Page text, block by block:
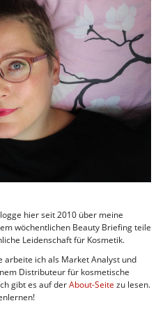
hier seit 2010 über meine
wöchentlichen Beauty Briefing teile
Leidenschaft für Kosmetik.
arbeite ich als Market Analyst und
Distributeur für kosmetische
gibt es auf derAbout-Seite zu lesen.